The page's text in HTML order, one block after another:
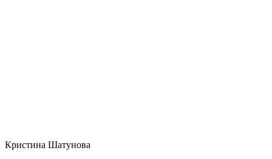
Кристина Шатунова